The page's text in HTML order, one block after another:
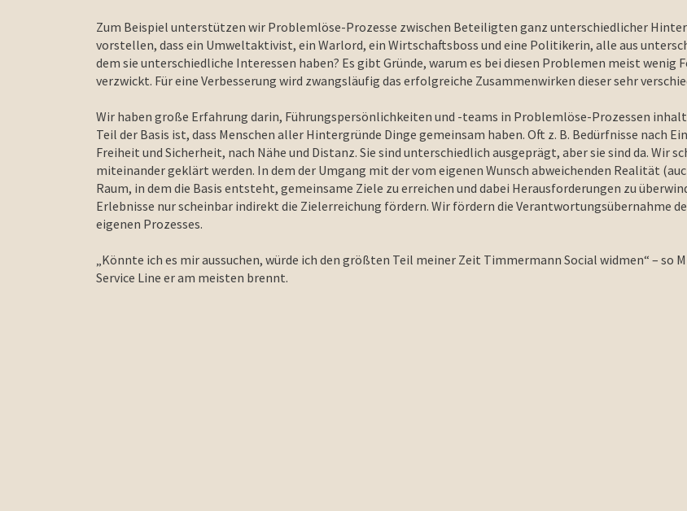
Zum Beispiel unterstützen wir Problemlöse-Prozesse zwischen Beteiligten ganz unterschiedlicher
vorstellen, dass ein Umweltaktivist, ein Warlord, ein Wirtschaftsboss und eine Politikerin, alle aus
dem sie unterschiedliche Interessen haben? Es gibt Gründe, warum es bei diesen Problemen meist
verzwickt. Für eine Verbesserung wird zwangsläufig das erfolgreiche Zusammenwirken dieser sehr
Wir haben große Erfahrung darin, Führungspersönlichkeiten und -teams in Problemlöse-Prozessen
Teil der Basis ist, dass Menschen aller Hintergründe Dinge gemeinsam haben. Oft z. B. Bedürfnisse
Freiheit und Sicherheit, nach Nähe und Distanz. Sie sind unterschiedlich ausgeprägt, aber sie sind da. Wir
miteinander geklärt werden. In dem der Umgang mit der vom eigenen Wunsch abweichenden Realität
Raum, in dem die Basis entsteht, gemeinsame Ziele zu erreichen und dabei Herausforderungen zu
Erlebnisse nur scheinbar indirekt die Zielerreichung fördern. Wir fördern die Verantwortungsübernahme
eigenen Prozesses.
„Könnte ich es mir aussuchen, würde ich den größten Teil meiner Zeit Timmermann Social widmen“ –
Service Line er am meisten brennt.